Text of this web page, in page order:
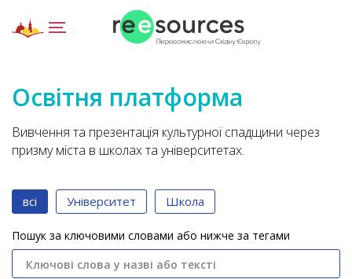
Освітня платформа
Вивчення та презентація культурної спадщини через
призму міста в школах та університетах.
всі Університет Школа
Пошук за ключовими словами або нижче за тегами